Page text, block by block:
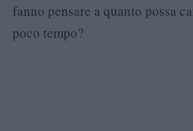
fanno pensare a quanto possa
poco tempo?